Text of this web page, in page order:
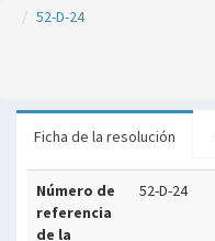
52-D-24
Ficha de la resolución
Número de
referencia
de la
52-D-24